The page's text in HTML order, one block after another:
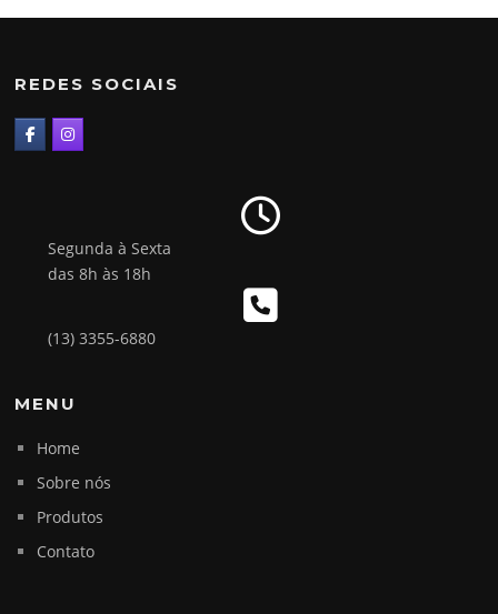
REDES SOCIAIS
Segunda à Sexta
das 8h às 18h
(13) 3355-6880
MENU
Home
Sobre nós
Produtos
Contato